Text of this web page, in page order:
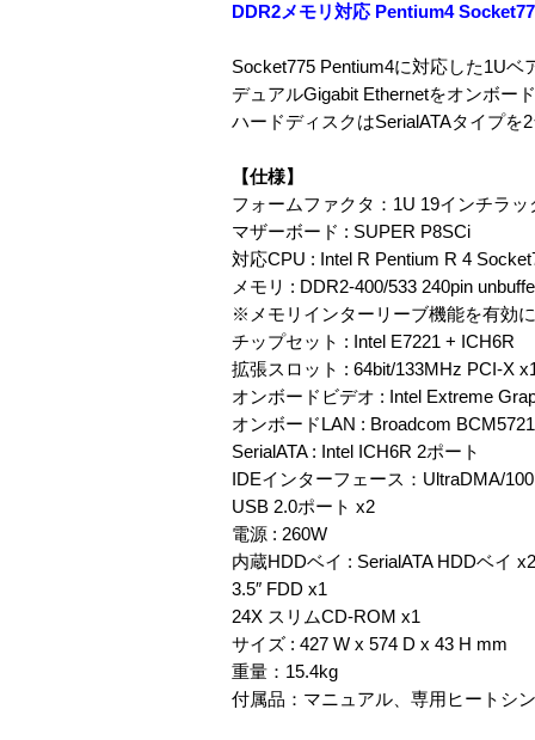
DDR2メモリ対応 Pentium4
Socket775 Pentium4に対応した1Uベ
デュアルGigabit Ethernetをオンボー
ハードディスクはSerialATAタイプを
【仕様】
フォームファクタ：1U 19インチラッ
マザーボード : SUPER P8SCi
対応CPU : Intel R Pentium R 4
メモリ : DDR2-400/533 240pin
※メモリインターリーブ機能を有効
チップセット : Intel E7221 + ICH6R
拡張スロット : 64bit/133MHz PCI-X
オンボードビデオ : Intel Extreme
オンボードLAN : Broadcom
SerialATA : Intel ICH6R 2ポート
IDEインターフェース：UltraDMA/
USB 2.0ポート x2
電源 : 260W
内蔵HDDベイ : SerialATA HDDベイ
3.5″ FDD x1
24X スリムCD-ROM x1
サイズ : 427 W x 574 D x 43 H mm
重量：15.4kg
付属品：マニュアル、専用ヒートシ